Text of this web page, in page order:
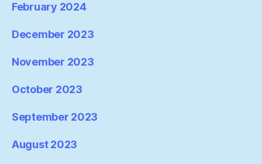
February 2024
December 2023
November 2023
October 2023
September 2023
August 2023